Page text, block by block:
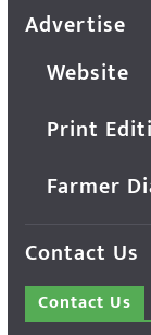
Advertise
Website
Print
Farmer
Contact Us
Contact Us